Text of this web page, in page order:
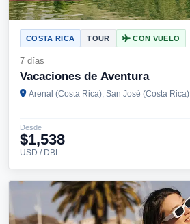
COSTA RICA TOUR CON VUELO
7 días
Vacaciones de Aventura
Arenal (Costa Rica), San José (Costa Rica)
Desde
$1,538
USD / DBL